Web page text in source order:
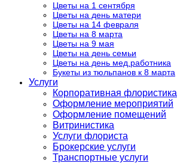
Цветы на 1 сентября
Цветы на день матери
Цветы на 14 февраля
Цветы на 8 марта
Цветы на 9 мая
Цветы на день семьи
Цветы на день мед.работника
Букеты из тюльпанов к 8 марта
Услуги
Корпоративная флористика
Оформление мероприятий
Оформление помещений
Витринистика
Услуги флориста
Брокерские услуги
Транспортные услуги